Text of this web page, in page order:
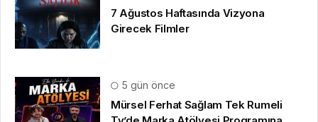
7 Ağustos Haftasında Vizyona
Girecek Filmler
5 gün önce
Mürsel Ferhat Sağlam Tek Rumeli